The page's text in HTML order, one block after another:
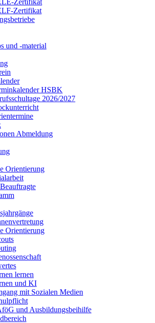
Zertifikat
Zertifikat
und -material
HSBK
2026/2027
Abmeldung
Orientierung
Orientierung
lernen
und KI
mit Sozialen Medien
und Ausbildungsbeihilfe